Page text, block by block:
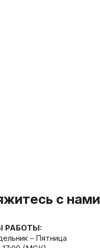
с нами
РАБОТЫ:
– Пятница